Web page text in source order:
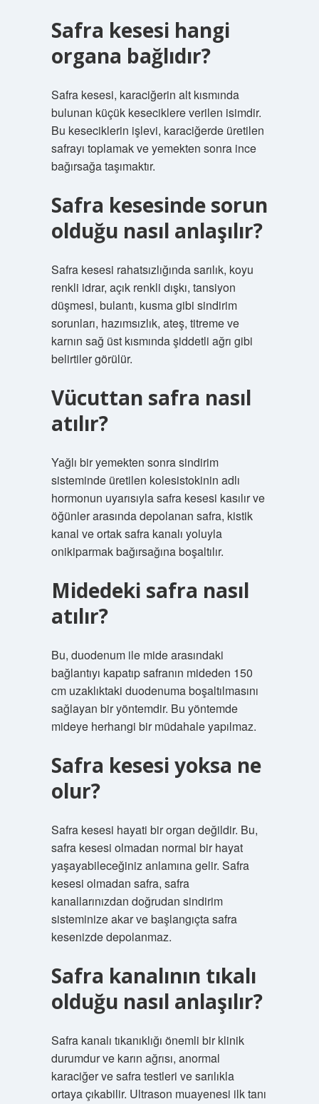
Safra kesesi hangi
organa bağlıdır?
Safra kesesi, karaciğerin alt kısmında
bulunan küçük keseciklere verilen isimdir.
Bu keseciklerin işlevi, karaciğerde üretilen
safrayı toplamak ve yemekten sonra ince
bağırsağa taşımaktır.
Safra kesesinde sorun
olduğu nasıl anlaşılır?
Safra kesesi rahatsızlığında sarılık, koyu
renkli idrar, açık renkli dışkı, tansiyon
düşmesi, bulantı, kusma gibi sindirim
sorunları, hazımsızlık, ateş, titreme ve
karnın sağ üst kısmında şiddetli ağrı gibi
belirtiler görülür.
Vücuttan safra nasıl
atılır?
Yağlı bir yemekten sonra sindirim
sisteminde üretilen kolesistokinin adlı
hormonun uyarısıyla safra kesesi kasılır ve
öğünler arasında depolanan safra, kistik
kanal ve ortak safra kanalı yoluyla
onikiparmak bağırsağına boşaltılır.
Midedeki safra nasıl
atılır?
Bu, duodenum ile mide arasındaki
bağlantıyı kapatıp safranın mideden 150
cm uzaklıktaki duodenuma boşaltılmasını
sağlayan bir yöntemdir. Bu yöntemde
mideye herhangi bir müdahale yapılmaz.
Safra kesesi yoksa ne
olur?
Safra kesesi hayati bir organ değildir. Bu,
safra kesesi olmadan normal bir hayat
yaşayabileceğiniz anlamına gelir. Safra
kesesi olmadan safra, safra
kanallarınızdan doğrudan sindirim
sisteminize akar ve başlangıçta safra
kesenizde depolanmaz.
Safra kanalının tıkalı
olduğu nasıl anlaşılır?
Safra kanalı tıkanıklığı önemli bir klinik
durumdur ve karın ağrısı, anormal
karaciğer ve safra testleri ve sarılıkla
ortaya çıkabilir. Ultrason muayenesi ilk tanı